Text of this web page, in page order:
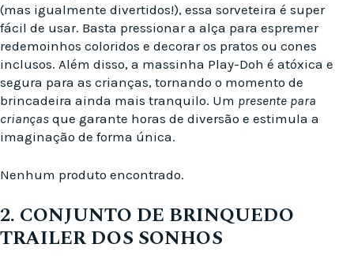
(mas igualmente divertidos!), essa sorveteira é super
fácil de usar. Basta pressionar a alça para espremer
redemoinhos coloridos e decorar os pratos ou cones
inclusos. Além disso, a massinha Play-Doh é atóxica e
segura para as crianças, tornando o momento de
brincadeira ainda mais tranquilo. Um presente para
crianças que garante horas de diversão e estimula a
imaginação de forma única.
Nenhum produto encontrado.
2. CONJUNTO DE BRINQUEDO
TRAILER DOS SONHOS